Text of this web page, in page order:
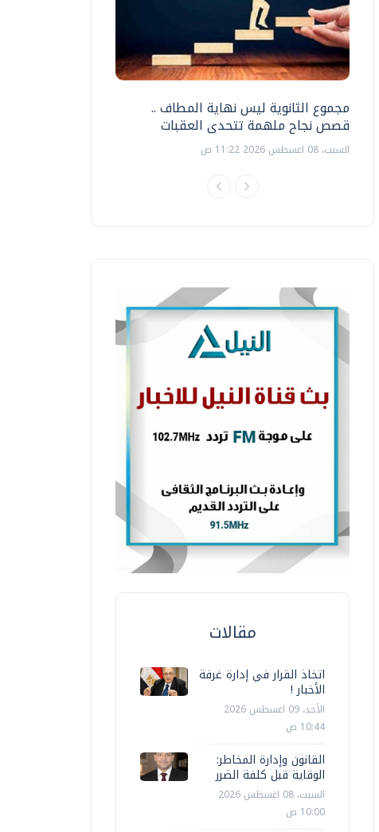
مجموع الثانوية ليس نهاية المطاف ..
قصص نجاح ملهمة تتحدى العقبات
السبت، 08 اغسطس 2026 11:22 ص
مقالات
اتخاذ القرار في إدارة غرفة
الأخبار !
الأحد، 09 اغسطس 2026
10:44 ص
القانون وإدارة المخاطر:
الوقاية قبل كلفة الضرر
السبت، 08 اغسطس 2026
10:00 ص